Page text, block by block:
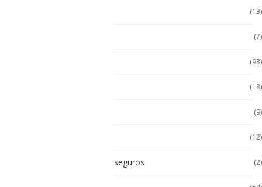
(13)
(7)
(93)
(18)
(9)
(12)
Accesorios Intrínsicamente seguros (2)